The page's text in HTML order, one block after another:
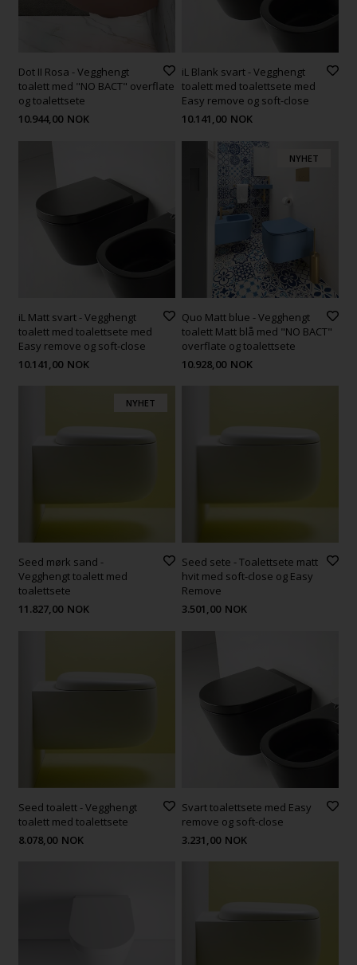
Dot II Rosa - Vegghengt
toalett med "NO BACT" overflate
og toalettsete
10.944,00 NOK
iL Blank svart - Vegghengt
toalett med toalettsete med
Easy remove og soft-close
10.141,00 NOK
iL Matt svart - Vegghengt
toalett med toalettsete med
Easy remove og soft-close
10.141,00 NOK
NYHET
Quo Matt blue - Vegghengt
toalett Matt blå med "NO BACT"
overflate og toalettsete
10.928,00 NOK
NYHET
Seed mørk sand -
Vegghengt toalett med
toalettsete
11.827,00 NOK
Seed sete - Toalettsete matt
hvit med soft-close og Easy
Remove
3.501,00 NOK
Seed toalett - Vegghengt
toalett med toalettsete
8.078,00 NOK
Svart toalettsete med Easy
remove og soft-close
3.231,00 NOK